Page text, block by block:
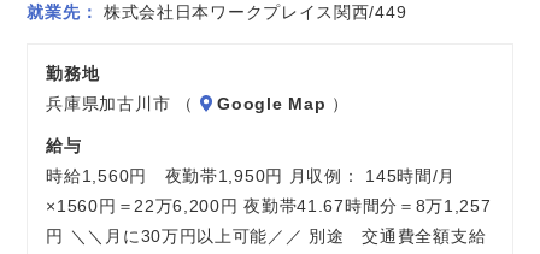
就業先 株式会社日本ワークプレイス関西/449
勤務地
兵庫県加古川市 （
Google Map ）
給与
時給1,560円 夜勤帯1,950円 月収例： 145時間/月
×1560円＝22万6,200円 夜勤帯41.67時間分＝8万1,257
円 ＼＼月に30万円以上可能／／ 別途 交通費全額支給